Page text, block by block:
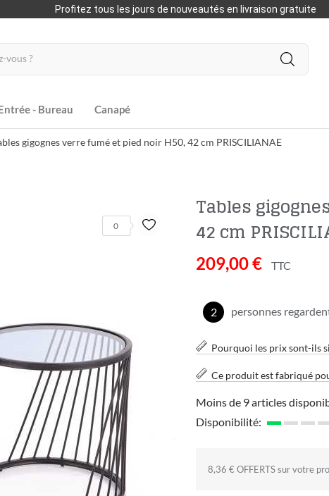
Profitez tous les jours de nouveautés en livraison gratuite
- Bureau Canapé
gigognes verre fumé et pied noir H50, 42 cm PRISCILIANAE
0
Tables
42 cm
209,00 € TTC
2 personnes
Pourquoi les prix sont-ils
Ce produit est fabriqué
Moins de 9 articles
Disponibilité:
8,36 € OFFERTS sur votre